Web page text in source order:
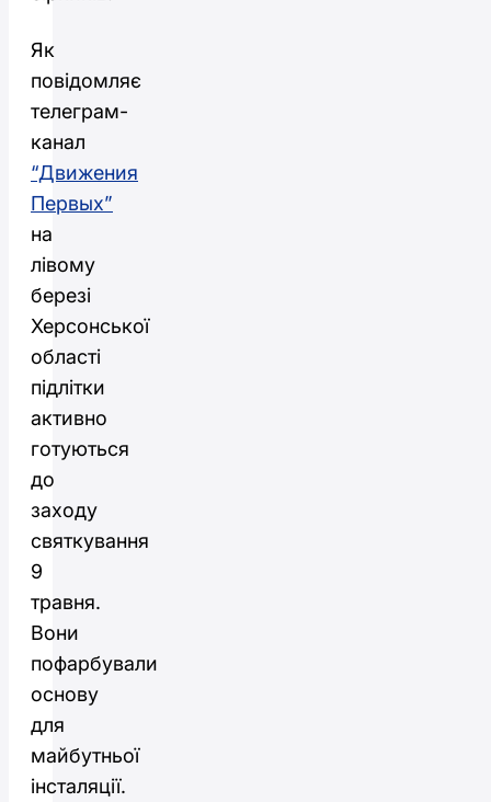
Як
повідомляє
телеграм-
канал
“Движения
Первых”
на
лівому
березі
Херсонської
області
підлітки
активно
готуються
до
заходу
святкування
9
травня.
Вони
пофарбували
основу
для
майбутньої
інсталяції.